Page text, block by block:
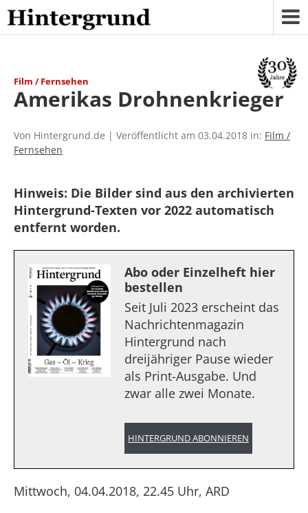
Skip
to
content
Film / Fernsehen
Amerikas Drohnenkrieger
Von Hintergrund.de | Veröffentlicht am 03.04.2018 in: Film /
Fernsehen
Hinweis: Die Bilder sind aus den archivierten
Hintergrund-Texten vor 2022 automatisch
entfernt worden.
Abo oder Einzelheft hier
bestellen
Seit Juli 2023 erscheint das
Nachrichtenmagazin
Hintergrund nach
dreijähriger Pause wieder
als Print-Ausgabe. Und
zwar alle zwei Monate.
HINTERGRUND ABONNIEREN
Mittwoch, 04.04.2018, 22.45 Uhr, ARD